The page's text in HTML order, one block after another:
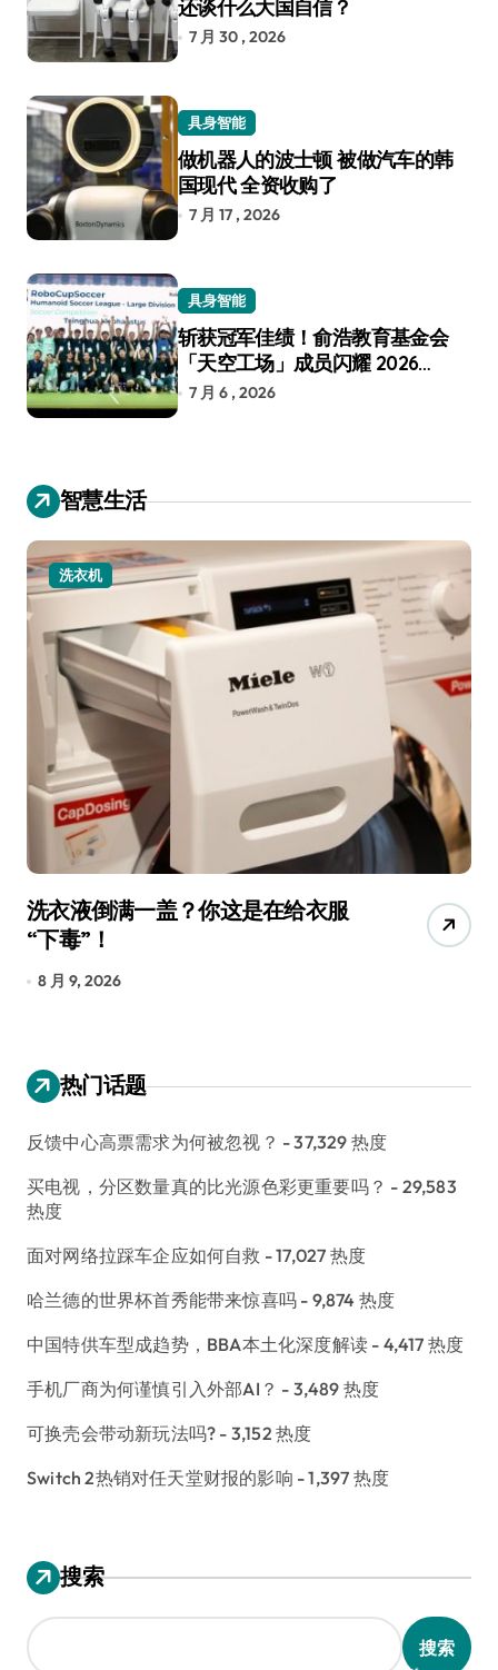
还谈什么大国自信？
7 月 30 , 2026
具身智能
做机器人的波士顿 被做汽车的韩
国现代 全资收购了
7 月 17 , 2026
具身智能
斩获冠军佳绩！俞浩教育基金会
「天空工场」成员闪耀 2026
RoboCup 机器人世界杯
7 月 6 , 2026
智慧生活
小家电
宠物美容吸尘器，是智商税还是真
香？实测告诉你
8 月 9, 2026
热门话题
反馈中心高票需求为何被忽视？ - 37,329 热度
买电视，分区数量真的比光源色彩更重要吗？ - 29,583
热度
面对网络拉踩车企应如何自救 - 17,027 热度
哈兰德的世界杯首秀能带来惊喜吗 - 9,874 热度
中国特供车型成趋势，BBA本土化深度解读 - 4,417 热度
手机厂商为何谨慎引入外部AI？ - 3,489 热度
可换壳会带动新玩法吗? - 3,152 热度
Switch 2热销对任天堂财报的影响 - 1,397 热度
搜索
搜索